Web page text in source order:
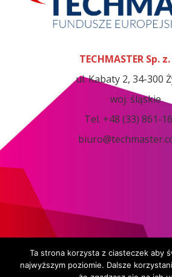
TECHMASTER Sp.
ul. Kabaty 2, 34-300
woj. śląskie
Tel. +48 (33) 861-
designed bysm32
Ta strona korzysta z ciasteczek aby
najwyższym poziomie. Dalsze